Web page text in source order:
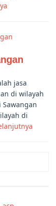
jasa
di wilayah
Sawangan
di